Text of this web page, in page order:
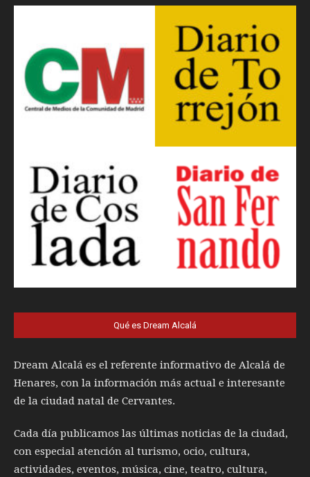
Qué es Dream Alcalá
Dream Alcalá es el referente informativo de Alcalá de
Henares, con la información más actual e interesante
de la ciudad natal de Cervantes.
Cada día publicamos las últimas noticias de la ciudad,
con especial atención al turismo, ocio, cultura,
actividades, eventos, música, cine, teatro, cultura,